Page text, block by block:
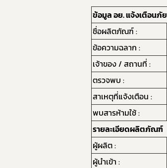
ข้อมูล อย. แจ้งเตือนภัย
ชื่อผลิตภัณฑ์ :
ข้อความฉลาก :
เจ้าของ / สถานที่ :
ตรวจพบ :
สาเหตุที่แจ้งเตือน :
พบสารห้ามใช้ :
รายละเอียดผลิตภัณฑ์
ผู้ผลิต :
ผู้นำเข้า :